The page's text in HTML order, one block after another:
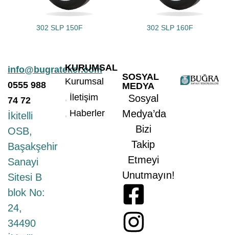
302 SLP 150F 302 SLP 160F
info@bugrateker.com
0555 988
74 72
İkitelli
OSB,
Başakşehir
Sanayi
Sitesi B
blok No:
24,
34490
KURUMSAL
Kurumsal
İletişim
Haberler
SOSYAL
MEDYA
Sosyal
Medya’da
Bizi
Takip
Etmeyi
Unutmayın!